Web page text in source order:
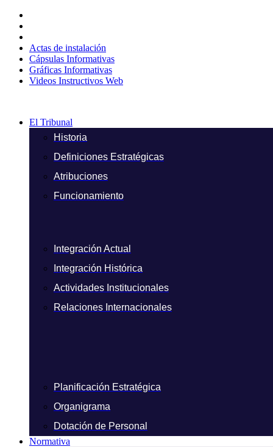
contenido
Actas de instalación
Cápsulas Informativas
Gráficas Informativas
Videos Instructivos Web
El Tribunal
Historia
Definiciones Estratégicas
Atribuciones
Funcionamiento
Integración Actual
Integración Histórica
Actividades Institucionales
Relaciones Internacionales
Planificación Estratégica
Organigrama
Dotación de Personal
Normativa